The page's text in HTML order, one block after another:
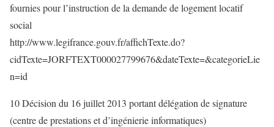
fournies pour l’instruction de la demande de logement locatif
social
http://www.legifrance.gouv.fr/affichTexte.do?
cidTexte=JORFTEXT000027799676&dateTexte=&categorieLie
n=id
10 Décision du 16 juillet 2013 portant délégation de signature
(centre de prestations et d’ingénierie informatiques)